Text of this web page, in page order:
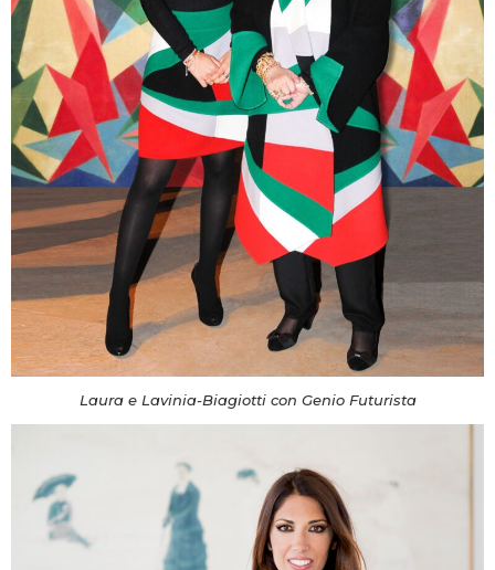
Laura e Lavinia-Biagiotti con Genio Futurista